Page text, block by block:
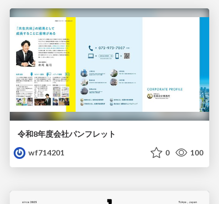
令和8年度会社パンフレット
wf714201
0 100